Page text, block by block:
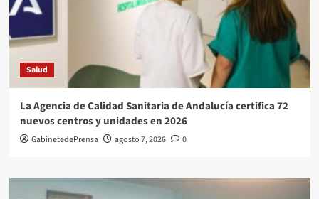
Salud
La Agencia de Calidad Sanitaria de Andalucía certifica 72
nuevos centros y unidades en 2026
GabinetedePrensa agosto 7, 2026 0